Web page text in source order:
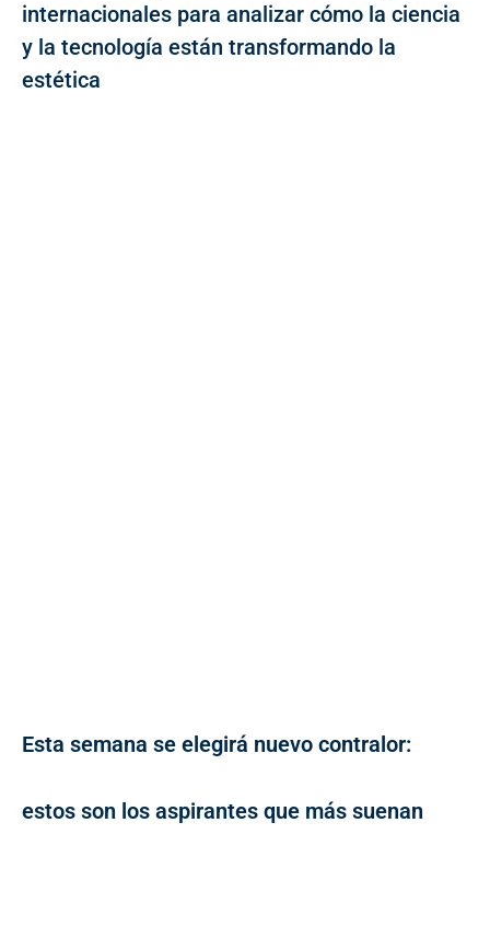
internacionales para analizar cómo la ciencia
y la tecnología están transformando la
estética
Esta semana se elegirá nuevo contralor:
estos son los aspirantes que más suenan